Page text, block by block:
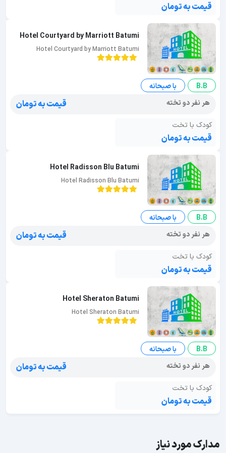
قیمت به تومان
Hotel Courtyard by Marriott Batumi
Hotel Courtyard by Marriott Batumi
B.B
با صبحانه
هر نفر دو تخته
قیمت به تومان
کودک با تخت
قیمت به تومان
Hotel Radisson Blu Batumi
Hotel Radisson Blu Batumi
B.B
با صبحانه
هر نفر دو تخته
قیمت به تومان
کودک با تخت
قیمت به تومان
Hotel Sheraton Batumi
Hotel Sheraton Batumi
B.B
با صبحانه
هر نفر دو تخته
قیمت به تومان
کودک با تخت
قیمت به تومان
مدارک مورد نیاز